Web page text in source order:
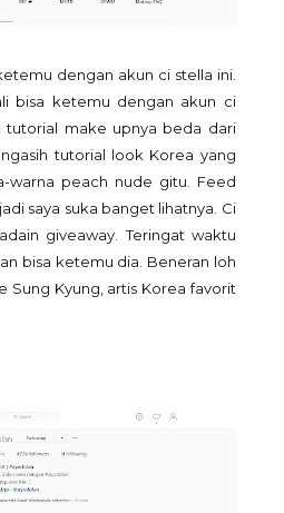
dengan akun ci stella ini.
bisa ketemu dengan akun ci
tutorial make upnya beda dari
tutorial look Korea yang
warna peach nude gitu. Feed
saya suka banget lihatnya. Ci
giveaway. Teringat waktu
bisa ketemu dia. Beneran loh
Sung Kyung, artis Korea favorit